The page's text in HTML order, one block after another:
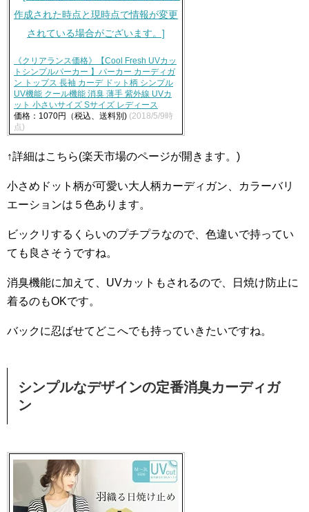
《クリアランス価格》【Cool Fresh UVカッ
トシンプルパーカー 】パーカー カーディガ
ン トップス 長袖 カーデ ドット柄 シンプル
UV機能 クール機能 消臭 薄手 紫外線 UVカ
ット 小さいサイズ Sサイズ レディース
価格：1070円（税込、送料別) (2018/5/9時
点)
↑詳細はこちら(楽天市場のページが開きます。)
小さめドット柄が可愛い大人柄カーディガン、カラーバリ
エーションは５色あります。
ビックリするくらいのプチプラなので、色違いで持ってい
ても良さそうですね。
消臭機能に加えて、UVカットもされるので、日焼け防止に
着るのもOKです。
バックに忍ばせてどこへでも持っていきたいですね。
シンプルなデザインの定番消臭カーディガ
ン